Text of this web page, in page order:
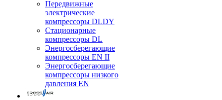
Передвижные
электрические
компрессоры DLDY
Стационарные
компрессоры DL
Энергосберегающие
компрессоры EN II
Энергосберегающие
компрессоры низкого
давления EN